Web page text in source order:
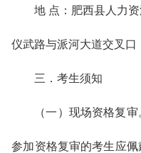
地 点：肥西县人力
仪武路与派河大道交叉口
三．考生须知
（一）现场资格复
参加资格复审的考生应